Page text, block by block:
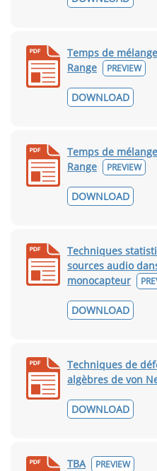
Temps de
Range
PREVIEW
DOWNLOAD
Temps de
Range
PREVIEW
DOWNLOAD
Techniques
sources audio
monocapteur
DOWNLOAD
Techniques de
algèbres de von
DOWNLOAD
TBA PREVIEW